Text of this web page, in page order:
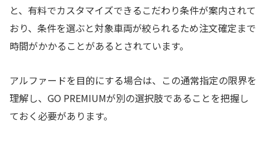
と、有料でカスタマイズできるこだわり条件が案内されて
おり、条件を選ぶと対象車両が絞られるため注文確定まで
時間がかかることがあるとされています。
アルファードを目的にする場合は、この通常指定の限界を
理解し、GO PREMIUMが別の選択肢であることを把握し
ておく必要があります。